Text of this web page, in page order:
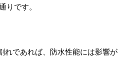
りです。
れであれば、防水性能には影響が